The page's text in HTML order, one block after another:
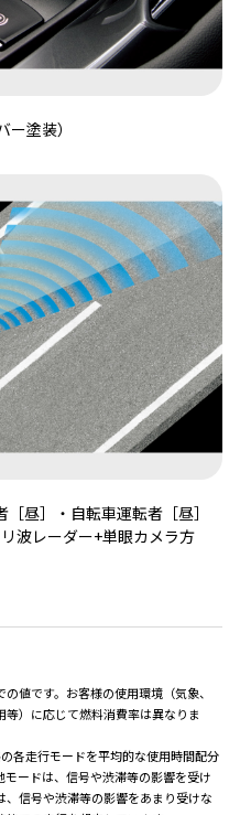
塗装）
昼］・自転車運転者［昼］
波レーダー+単眼カメラ方
値です。お客様の使用環境（気象、
）に応じて燃料消費率は異なりま
各走行モードを平均的な使用時間配分
ードは、信号や渋滞等の影響を受け
信号や渋滞等の影響をあまり受けな